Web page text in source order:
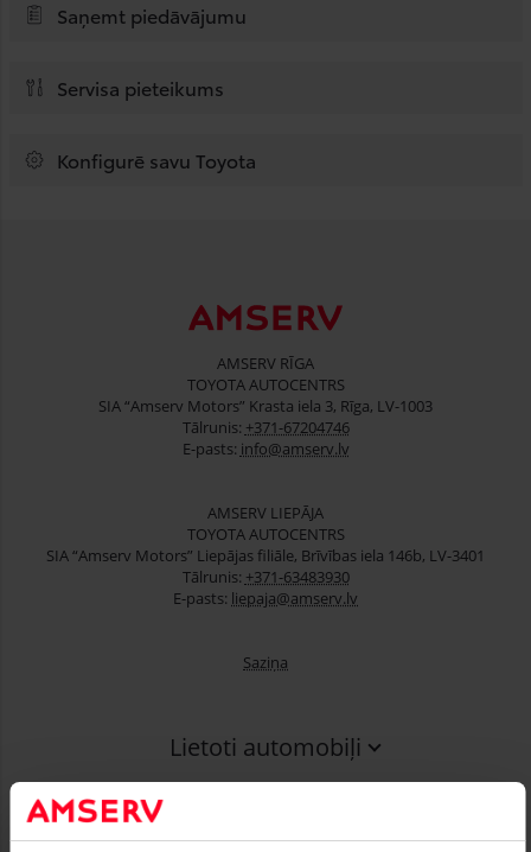
Saņemt piedāvājumu
Servisa pieteikums
Konfigurē savu Toyota
AMSERV RĪGA
TOYOTA AUTOCENTRS
SIA “Amserv Motors” Krasta iela 3, Rīga, LV-1003
Tālrunis: +371-67204746
E-pasts: info@amserv.lv
AMSERV LIEPĀJA
TOYOTA AUTOCENTRS
SIA “Amserv Motors” Liepājas filiāle, Brīvības iela 146b, LV-3401
Tālrunis: +371-63483930
E-pasts: liepaja@amserv.lv
Saziņa
Lietoti automobiļi
Serviss